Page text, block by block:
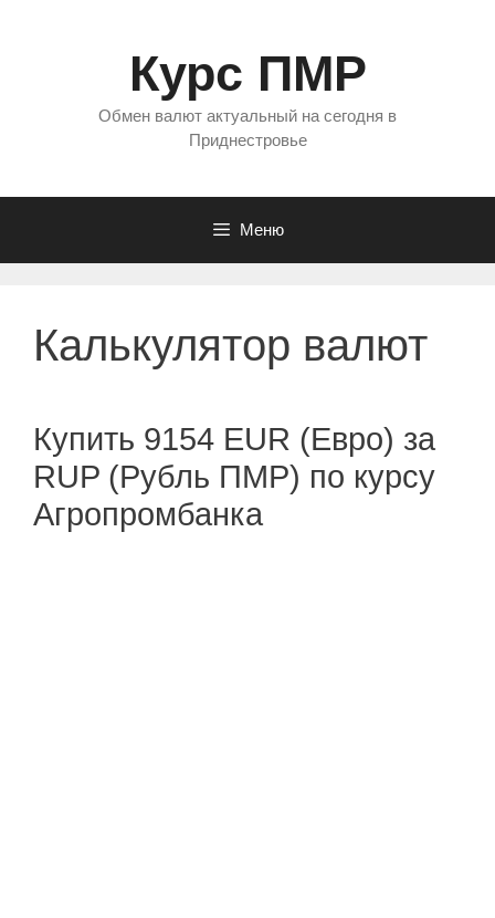
Курс ПМР
Обмен валют актуальный на сегодня в
Приднестровье
Меню
Калькулятор валют
Купить 9154 EUR (Евро) за
RUP (Рубль ПМР) по курсу
Агропромбанка